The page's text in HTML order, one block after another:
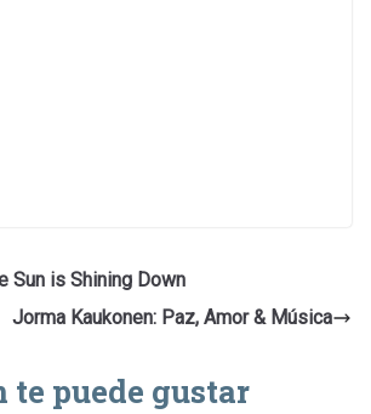
Sun is Shining Down
Jorma Kaukonen: Paz, Amor & Música
te puede gustar